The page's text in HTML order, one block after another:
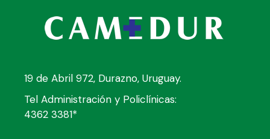
19 de Abril 972, Durazno, Uruguay.
Tel Administración y Policlínicas:
4362 3381*